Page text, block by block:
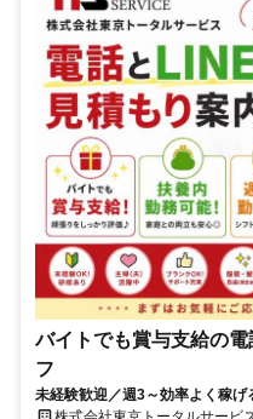
バイトでも賞与支給の
フ
未経験歓迎／週3～効率よく稼